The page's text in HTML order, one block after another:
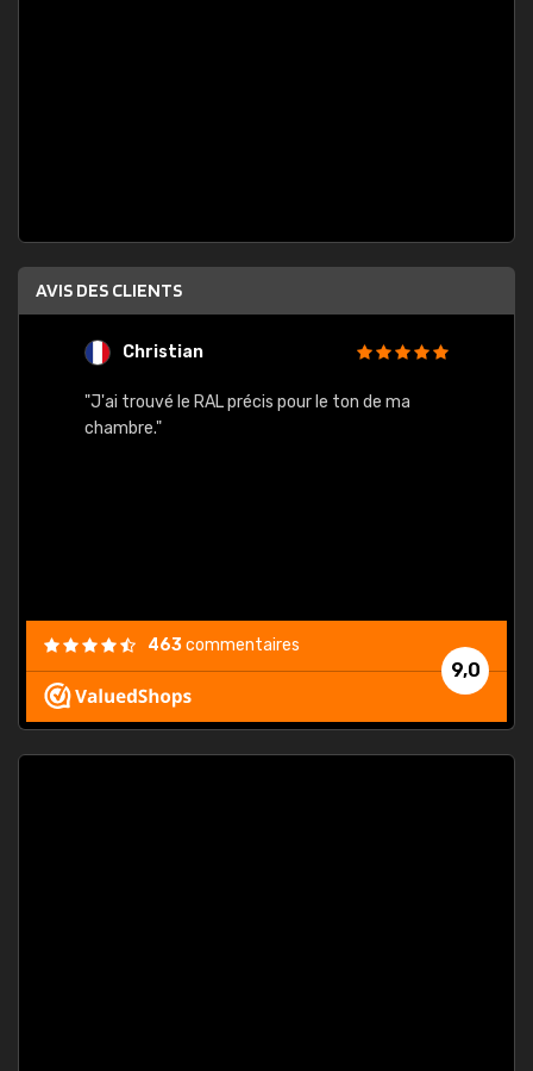
AVIS DES CLIENTS
Christian
"J'ai trouvé le RAL précis pour le ton de ma
chambre."
9,0
463commentaires